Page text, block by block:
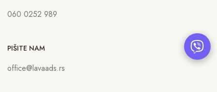
060 0252 989
PIŠITE NAM
office@lavaads.rs